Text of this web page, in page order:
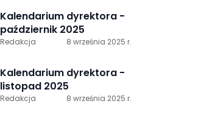
Kalendarium dyrektora -
październik 2025
Redakcja 8 września 2025 r.
Kalendarium dyrektora -
listopad 2025
Redakcja 8 września 2025 r.